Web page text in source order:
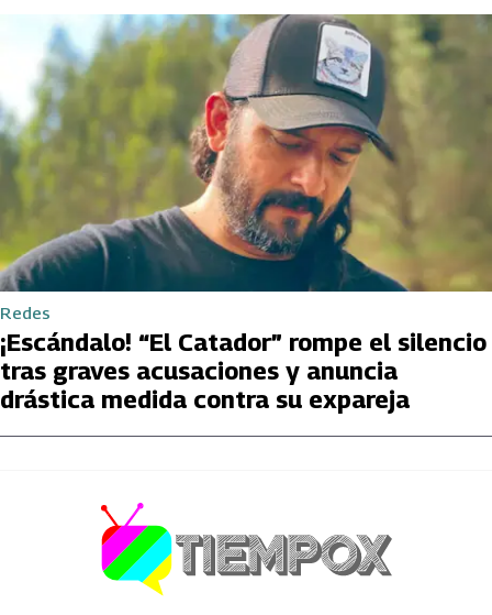
Redes
¡Escándalo! “El Catador” rompe el silencio
tras graves acusaciones y anuncia
drástica medida contra su expareja